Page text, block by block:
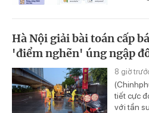
Hà Nội giải bài toán cấp
'điểm nghẽn' úng ngập
8 giờ
tiết cực
với tần